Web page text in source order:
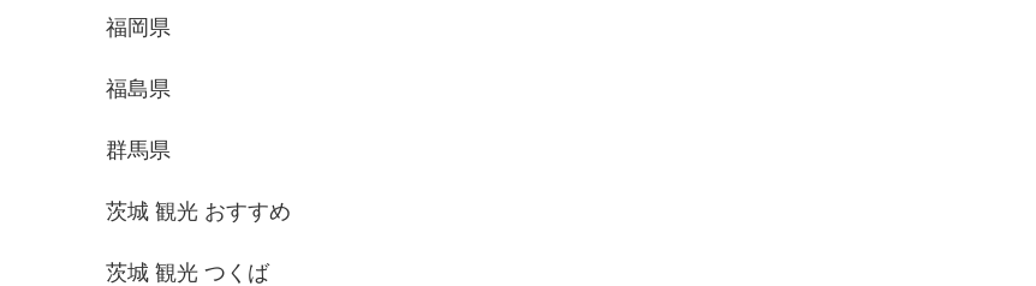
福岡県
福島県
群馬県
茨城 観光 おすすめ
茨城 観光 つくば